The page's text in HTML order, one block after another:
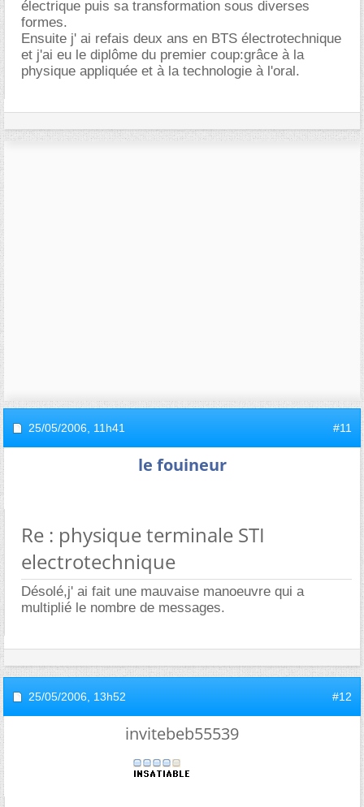
électrique puis sa transformation sous diverses
formes.
Ensuite j' ai refais deux ans en BTS électrotechnique
et j'ai eu le diplôme du premier coup:grâce à la
physique appliquée et à la technologie à l'oral.
25/05/2006, 11h41 #11
le fouineur
Re : physique terminale STI
electrotechnique
Désolé,j' ai fait une mauvaise manoeuvre qui a
multiplié le nombre de messages.
25/05/2006, 13h52 #12
invitebeb55539